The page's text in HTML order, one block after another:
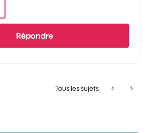
Répondre
Tous les sujets